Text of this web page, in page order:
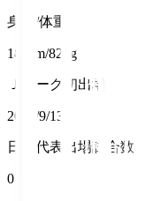
身長/体重
187cm/82kg
Ｊリーグ初出場
2025/9/13
日本代表出場試合数
0